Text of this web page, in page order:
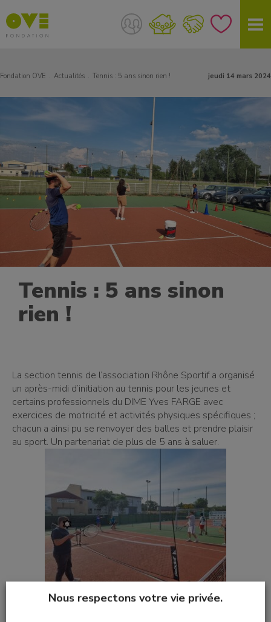
Fondation OVE Actualités Tennis : 5 ans sinon rien ! jeudi 14 mars 2024
Tennis : 5 ans sinon
rien !
La section tennis de l’association Rhône Sportif a organisé
un après-midi d’initiation au tennis pour les jeunes et
certains professionnels du DIME Yves FARGE avec
exercices de motricité et activités physiques spécifiques ;
chacun a ainsi pu se renvoyer des balles et prendre plaisir
au sport. Un partenariat de plus de 5 ans à saluer.
Nous respectons votre vie privée.